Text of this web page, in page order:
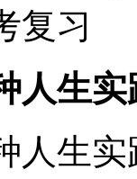
复习
人生实
人生